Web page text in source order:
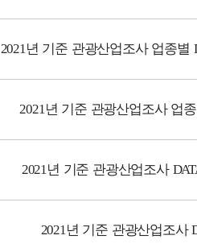
2021년 기준 관광산업조사 업종별
2021년 기준 관광산업조사 업
2021년 기준 관광산업조사
2021년 기준 관광산업조사